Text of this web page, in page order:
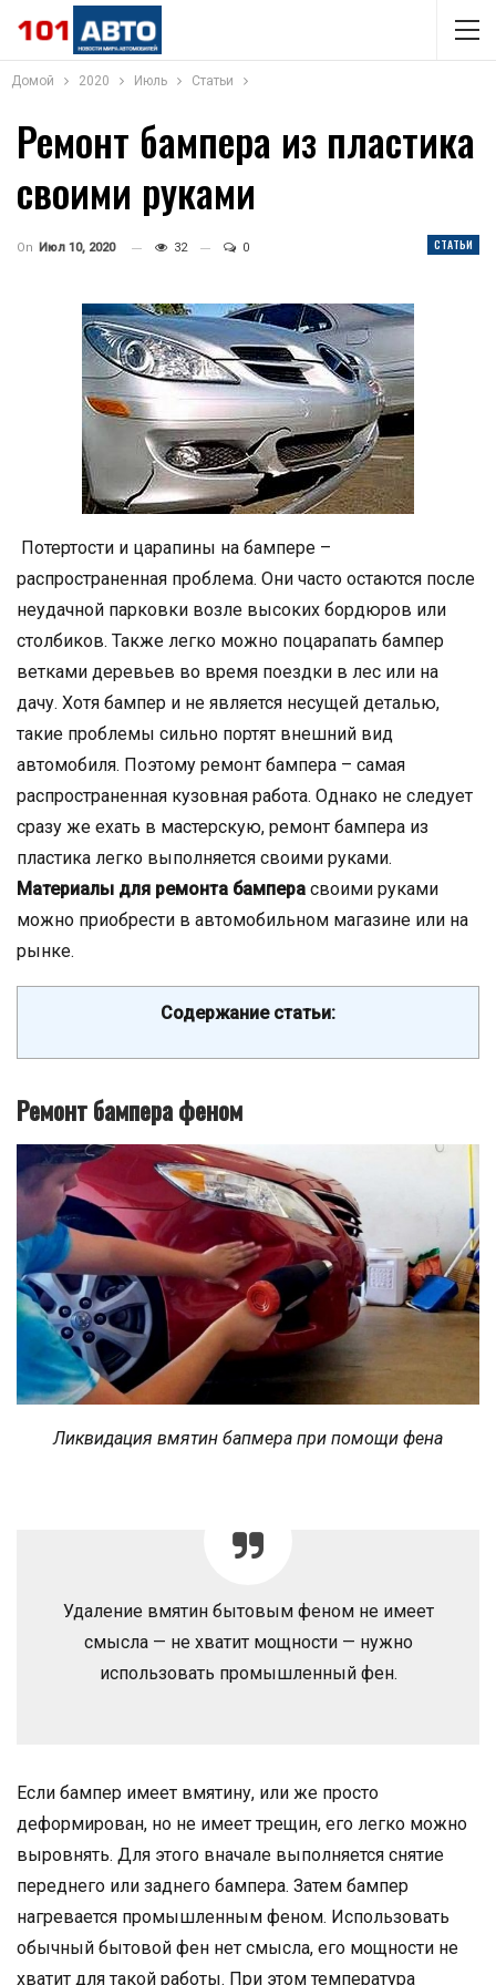
Домой 2020 Июль Статьи
Ремонт бампера из пластика
своими руками
СТАТЬИ
On Июл 10, 2020 32 0
Потертости и царапины на бампере –
распространенная проблема. Они часто остаются после
неудачной парковки возле высоких бордюров или
столбиков. Также легко можно поцарапать бампер
ветками деревьев во время поездки в лес или на
дачу. Хотя бампер и не является несущей деталью,
такие проблемы сильно портят внешний вид
автомобиля. Поэтому ремонт бампера – самая
распространенная кузовная работа. Однако не следует
сразу же ехать в мастерскую, ремонт бампера из
пластика легко выполняется своими руками.
Материалы для ремонта бампера своими руками
можно приобрести в автомобильном магазине или на
рынке.
Содержание статьи:
Ремонт бампера феном
Ликвидация вмятин бапмера при помощи фена
Удаление вмятин бытовым феном не имеет
смысла — не хватит мощности — нужно
использовать промышленный фен.
Если бампер имеет вмятину, или же просто
деформирован, но не имеет трещин, его легко можно
выровнять. Для этого вначале выполняется снятие
переднего или заднего бампера. Затем бампер
нагревается промышленным феном. Использовать
обычный бытовой фен нет смысла, его мощности не
хватит для такой работы. При этом температура